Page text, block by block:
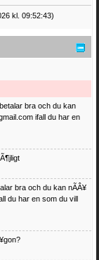
kl. 09:52:43)
betalar bra och du kan
ifall du har en
bra och du kan nÃÂ¥
du har en som du vill